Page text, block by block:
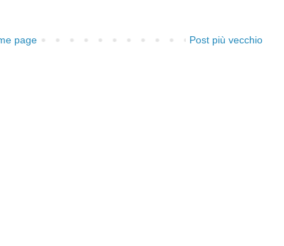
Post più vecchio
page